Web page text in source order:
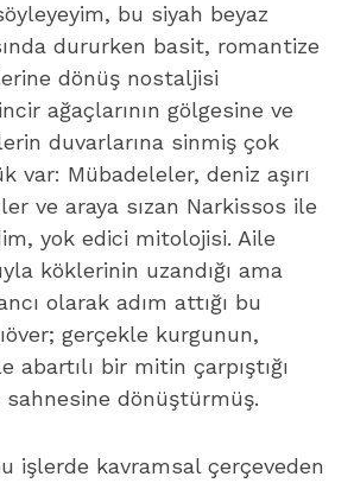
bu siyah beyaz
dururken basit, romantize
dönüş nostaljisi
ağaçlarının gölgesine ve
duvarlarına sinmiş çok
var: Mübadeleler, deniz aşırı
ve araya sızan Narkissos ile
yok edici mitolojisi. Aile
köklerinin uzandığı ama
olarak adım attığı bu
gerçekle kurgunun,
abartılı bir mitin çarpıştığı
dönüştürmüş.
işlerde kavramsal çerçeveden